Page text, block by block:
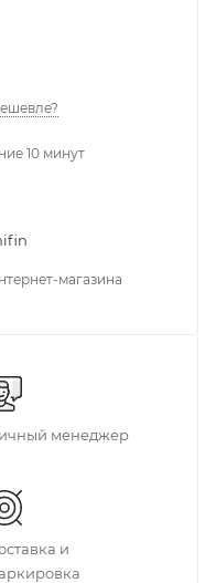
10 минут
магазина
менеджер
и